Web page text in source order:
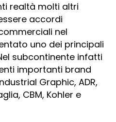
realtà molti altri
accordi
nel
uno dei principali
subcontinente infatti
importanti brand
Graphic, ADR,
CBM, Kohler e